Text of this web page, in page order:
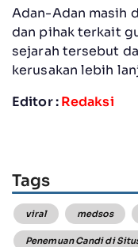
Adan-Adan masih
dan pihak terkait
sejarah tersebut
kerusakan lebih
Editor :Redaksi
Tags
viral medsos
Penemuan Candi di